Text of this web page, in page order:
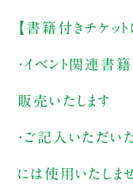
【書籍付きチケット
・イベント関連書籍
販売いたします
・ご記入いただ
には使用いたしま